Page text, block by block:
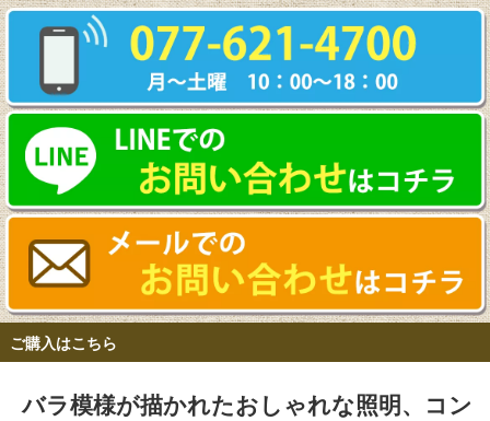
ご購入はこちら
バラ模様が描かれたおしゃれな照明、コン